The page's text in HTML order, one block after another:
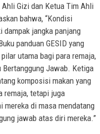
Ahli Gizi dan Ketua Tim Ahli
bahwa, “Kondisi
dampak jangka panjang
panduan GESID yang
utama bagi para remaja,
Bertanggung Jawab. Ketiga
komposisi makan yang
remaja, tetapi juga
mereka di masa mendatang
jawab atas diri mereka.”